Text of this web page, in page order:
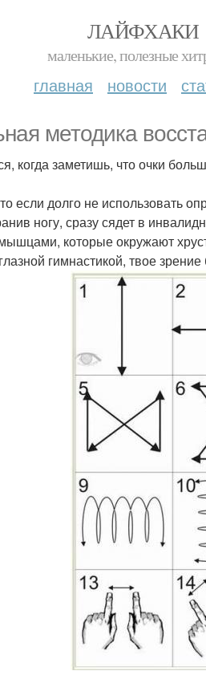
ЛАЙФХАКИ
маленькие, полезные
главная новости
методика
когда заметишь, что очки
если долго не использовать
ногу, сразу сядет в
которые окружают
гимнастикой, твое